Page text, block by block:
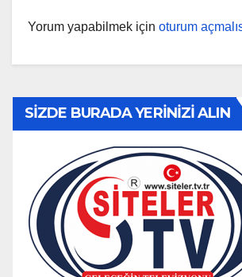
Yorum yapabilmek için oturum
SİZDE BURADA YERİNİZİ ALIN